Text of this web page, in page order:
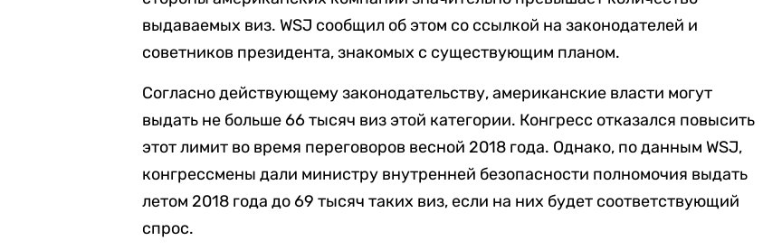
выдаваемых виз. WSJ сообщил об этом со ссылкой на законодателей и
советников президента, знакомых с существующим планом.
Согласно действующему законодательству, американские власти могут
выдать не больше 66 тысяч виз этой категории. Конгресс отказался повысить
этот лимит во время переговоров весной 2018 года. Однако, по данным WSJ,
конгрессмены дали министру внутренней безопасности полномочия выдать
летом 2018 года до 69 тысяч таких виз, если на них будет соответствующий
спрос.